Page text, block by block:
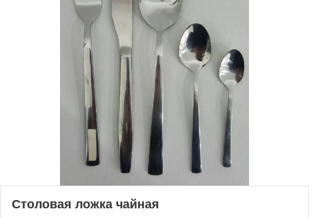
Столовая ложка чайная